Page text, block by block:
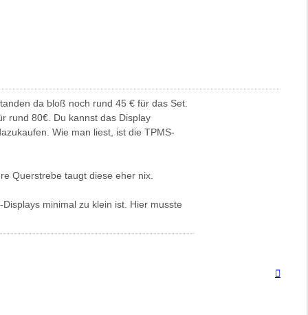
da bloß noch rund 45 € für das Set.
rund 80€. Du kannst das Display
Wie man liest, ist die TPMS-
Querstrebe taugt diese eher nix.
minimal zu klein ist. Hier musste